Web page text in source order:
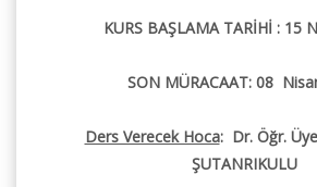
KURS BAŞLAMA TARİHİ : 15
SON MÜRACAAT: 08
Ders Verecek Hoca: Dr. Öğr.
ŞUTANRIKULU